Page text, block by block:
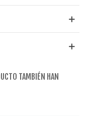
TAMBIÉN HAN